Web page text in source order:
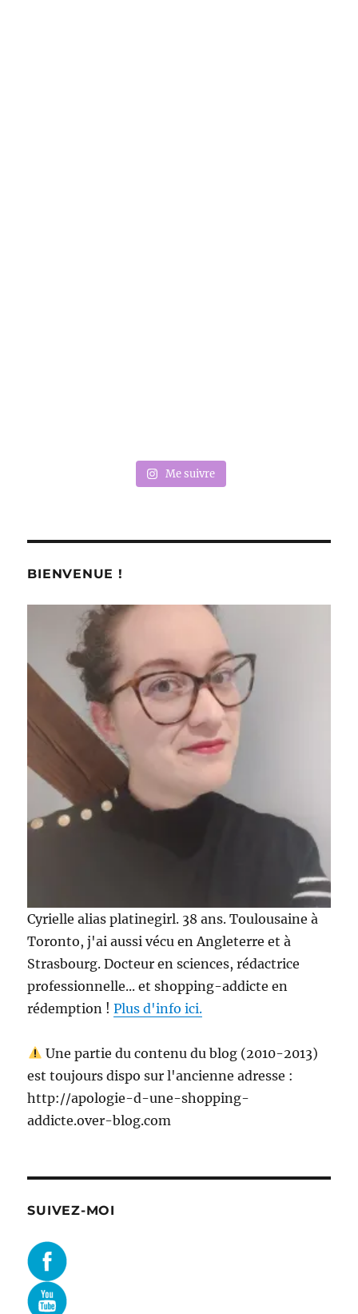
Me suivre
BIENVENUE !
Cyrielle alias platinegirl. 38 ans. Toulousaine à
Toronto, j'ai aussi vécu en Angleterre et à
Strasbourg. Docteur en sciences, rédactrice
professionnelle... et shopping-addicte en
rédemption !Plus d'info ici.
Une partie du contenu du blog (2010-2013)
est toujours dispo sur l'ancienne adresse :
http://apologie-d-une-shopping-
addicte.over-blog.com
SUIVEZ-MOI